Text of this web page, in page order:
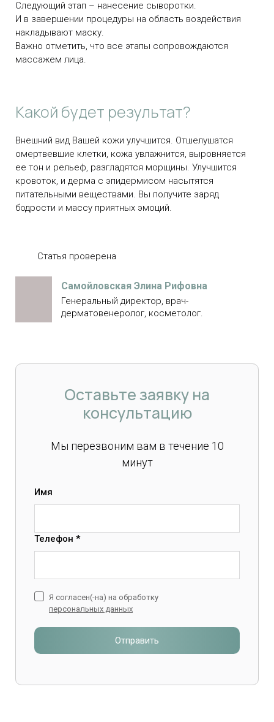
Следующий этап – нанесение сыворотки.
И в завершении процедуры на область воздействия
накладывают маску.
Важно отметить, что все этапы сопровождаются
массажем лица.
Какой будет результат?
Внешний вид Вашей кожи улучшится. Отшелушатся
омертвевшие клетки, кожа увлажнится, выровняется
ее тон и рельеф, разгладятся морщины. Улучшится
кровоток, и дерма с эпидермисом насытятся
питательными веществами. Вы получите заряд
бодрости и массу приятных эмоций.
Статья проверена
Самойловская Элина Рифовна
Генеральный директор, врач-
дерматовенеролог, косметолог.
Оставьте заявку на
консультацию
Мы перезвоним вам в течение 10
минут
Имя
Телефон *
Отправить
Я согласен(-на) на обработку
персональных данных